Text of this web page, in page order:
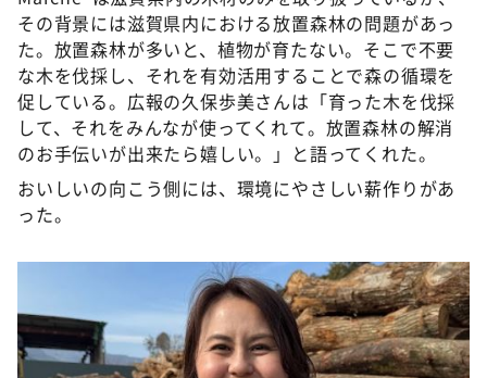
その背景には滋賀県内における放置森林の問題があっ
た。放置森林が多いと、植物が育たない。そこで不要
な木を伐採し、それを有効活用することで森の循環を
促している。広報の久保歩美さんは「育った木を伐採
して、それをみんなが使ってくれて。放置森林の解消
のお手伝いが出来たら嬉しい。」と語ってくれた。
おいしいの向こう側には、環境にやさしい薪作りがあ
った。